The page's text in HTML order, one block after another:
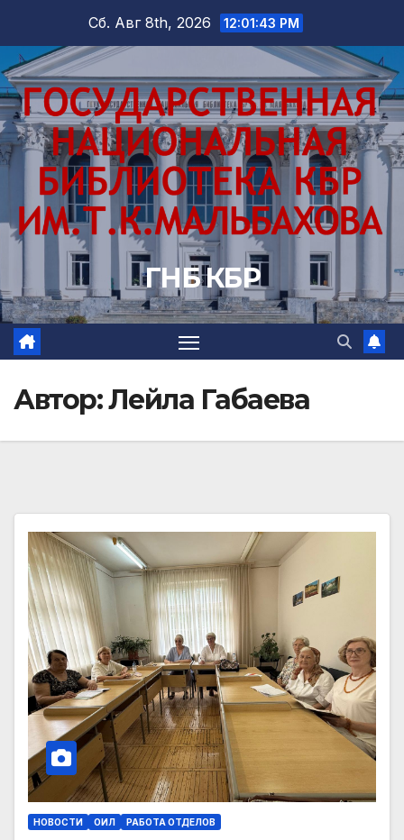
содержимому
Сб. Авг 8th, 2026 12:01:45 PM
ГНБ КБР
Автор:Лейла Габаева
НОВОСТИ ОИЛ РАБОТА ОТДЕЛОВ